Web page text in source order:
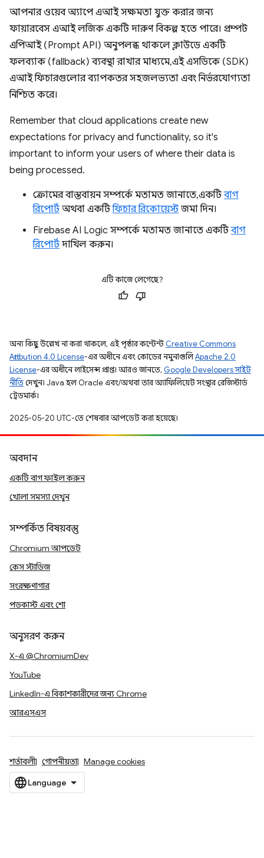
আপনার ওয়েব অ্যাপে এআই সক্ষমতা যুক্ত করার জন্য
ফায়ারবেস এআই লজিক একটি দারুণ বিকল্প হতে পারে। প্রম্পট
এপিআই (Prompt API) অনুপলব্ধ থাকলে ক্লাউডে একটি
ফলব্যাক (fallback) ব্যবস্থা রাখার মাধ্যমে, এই এসডিকে (SDK)
এআই ফিচারগুলোর ব্যাপকতর সহজলভ্যতা এবং নির্ভরযোগ্যতা
নিশ্চিত করে।
Remember that cloud applications create new
expectations for privacy and functionality, so it's
important to inform your users of where their data is
being processed.
ক্রোমের বাস্তবায়ন সম্পর্কে মতামত জানাতে, একটিবাগ
রিপোর্টঅথবা একটিফিচার রিকোয়েস্টজমা দিন।
Firebase AI Logic সম্পর্কে মতামত জানাতে একটিবাগ
রিপোর্টদাখিল করুন।
এটি কাজে লেগেছে?
অন্য কিছু উল্লেখ না করা থাকলে, এই পৃষ্ঠার কন্টেন্ট Creative Commons
Attribution 4.0 License-এর অধীনে এবং কোডের নমুনাগুলিApache 2.0
License-এর অধীনে লাইসেন্স প্রাপ্ত। আরও জানতে, Google Developers সাইট
নীতিদেখুন। Java হল Oracle এবং/অথবা তার অ্যাফিলিয়েট সংস্থার রেজিস্টার্ড
ট্রেডমার্ক।
2025-05-20 UTC-তে শেষবার আপডেট করা হয়েছে।
অবদান
একটি বাগ ফাইল করুন
খোলা সমস্যা দেখুন
সম্পর্কিত বিষয়বস্তু
Chromium আপডেট
কেস স্টাডিজ
সংরক্ষণাগার
পডকাস্ট এবং শো
অনুসরণ করুন
X-এ @ChromiumDev
YouTube
LinkedIn-এ বিকাশকারীদের জন্য Chrome
আরএসএস
শর্তাবলী গোপনীয়তা Manage cookies